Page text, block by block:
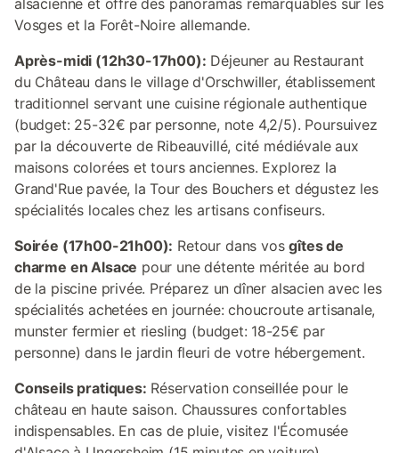
alsacienne et offre des panoramas remarquables sur les
Vosges et la Forêt-Noire allemande.
Après-midi (12h30-17h00): Déjeuner au Restaurant
du Château dans le village d'Orschwiller, établissement
traditionnel servant une cuisine régionale authentique
(budget: 25-32€ par personne, note 4,2/5). Poursuivez
par la découverte de Ribeauvillé, cité médiévale aux
maisons colorées et tours anciennes. Explorez la
Grand'Rue pavée, la Tour des Bouchers et dégustez les
spécialités locales chez les artisans confiseurs.
Soirée (17h00-21h00): Retour dans vosgîtes de
charme en Alsace pour une détente méritée au bord
de la piscine privée. Préparez un dîner alsacien avec les
spécialités achetées en journée: choucroute artisanale,
munster fermier et riesling (budget: 18-25€ par
personne) dans le jardin fleuri de votre hébergement.
Conseils pratiques: Réservation conseillée pour le
château en haute saison. Chaussures confortables
indispensables. En cas de pluie, visitez l'Écomusée